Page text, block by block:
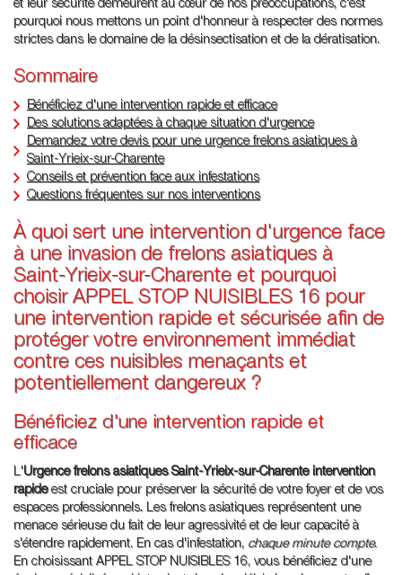
et leur sécurité demeurent au cœur de nos préoccupations, c'est
pourquoi nous mettons un point d'honneur à respecter des normes
strictes dans le domaine de la désinsectisation et de la dératisation.
Sommaire
Bénéficiez d'une intervention rapide et efficace
Des solutions adaptées à chaque situation d'urgence
Demandez votre devis pour une urgence frelons asiatiques à
Saint-Yrieix-sur-Charente
Conseils et prévention face aux infestations
Questions fréquentes sur nos interventions
À quoi sert une intervention d'urgence face
à une invasion de frelons asiatiques à
Saint-Yrieix-sur-Charente et pourquoi
choisir APPEL STOP NUISIBLES 16 pour
une intervention rapide et sécurisée afin de
protéger votre environnement immédiat
contre ces nuisibles menaçants et
potentiellement dangereux ?
Bénéficiez d'une intervention rapide et
efficace
L'Urgence frelons asiatiques Saint-Yrieix-sur-Charente intervention
rapideest cruciale pour préserver la sécurité de votre foyer et de vos
espaces professionnels. Les frelons asiatiques représentent une
menace sérieuse du fait de leur agressivité et de leur capacité à
s'étendre rapidement. En cas d'infestation, chaque minute compte.
En choisissant APPEL STOP NUISIBLES 16, vous bénéficiez d'une